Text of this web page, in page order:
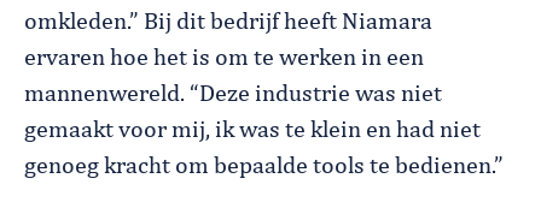
omkleden.” Bij dit bedrijf heeft Niamara
ervaren hoe het is om te werken in een
mannenwereld. “Deze industrie was niet
gemaakt voor mij, ik was te klein en had niet
genoeg kracht om bepaalde tools te bedienen.”